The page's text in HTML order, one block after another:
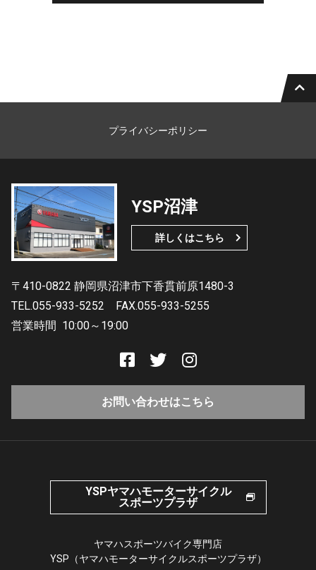
プライバシーポリシー
YSP沼津
詳しくはこちら
〒410-0822 静岡県沼津市下香貫前原1480-3
TEL.055-933-5252
FAX.055-933-5255
営業時間 10:00～19:00
お問い合わせはこちら
YSPヤマハモーターサイクル
スポーツプラザ
ヤマハスポーツバイク専門店
YSP（ヤマハモーターサイクルスポーツプラザ）